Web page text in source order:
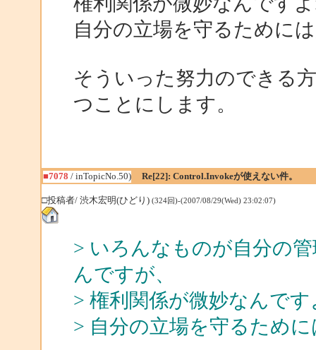
自分の立場を守るために
そういった努力のできる
つことにします。
■7078 / inTopicNo.50) Re[22]: Control.Invokeが使えない件。
□投稿者/ 渋木宏明(ひどり) (324回)-(2007/08/29(Wed) 23:02:07)
> いろんなものが自分の
んですが、
> 権利関係が微妙なんで
> 自分の立場を守るため